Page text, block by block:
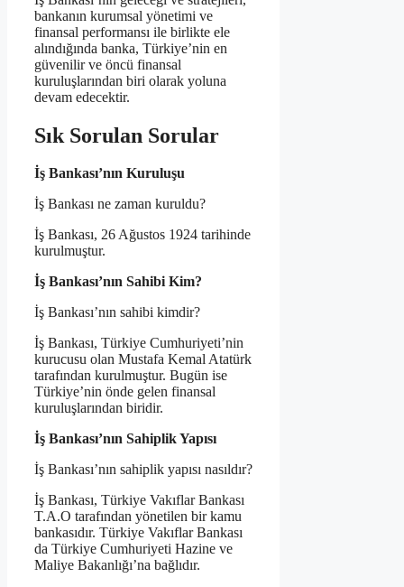
bankanın kurumsal yönetimi ve
finansal performansı ile birlikte ele
alındığında banka, Türkiye’nin en
güvenilir ve öncü finansal
kuruluşlarından biri olarak yoluna
devam edecektir.
Sık Sorulan Sorular
İş Bankası’nın Kuruluşu
İş Bankası ne zaman kuruldu?
İş Bankası, 26 Ağustos 1924 tarihinde
kurulmuştur.
İş Bankası’nın Sahibi Kim?
İş Bankası’nın sahibi kimdir?
İş Bankası, Türkiye Cumhuriyeti’nin
kurucusu olan Mustafa Kemal Atatürk
tarafından kurulmuştur. Bugün ise
Türkiye’nin önde gelen finansal
kuruluşlarından biridir.
İş Bankası’nın Sahiplik Yapısı
İş Bankası’nın sahiplik yapısı nasıldır?
İş Bankası, Türkiye Vakıflar Bankası
T.A.O tarafından yönetilen bir kamu
bankasıdır. Türkiye Vakıflar Bankası
da Türkiye Cumhuriyeti Hazine ve
Maliye Bakanlığı’na bağlıdır.